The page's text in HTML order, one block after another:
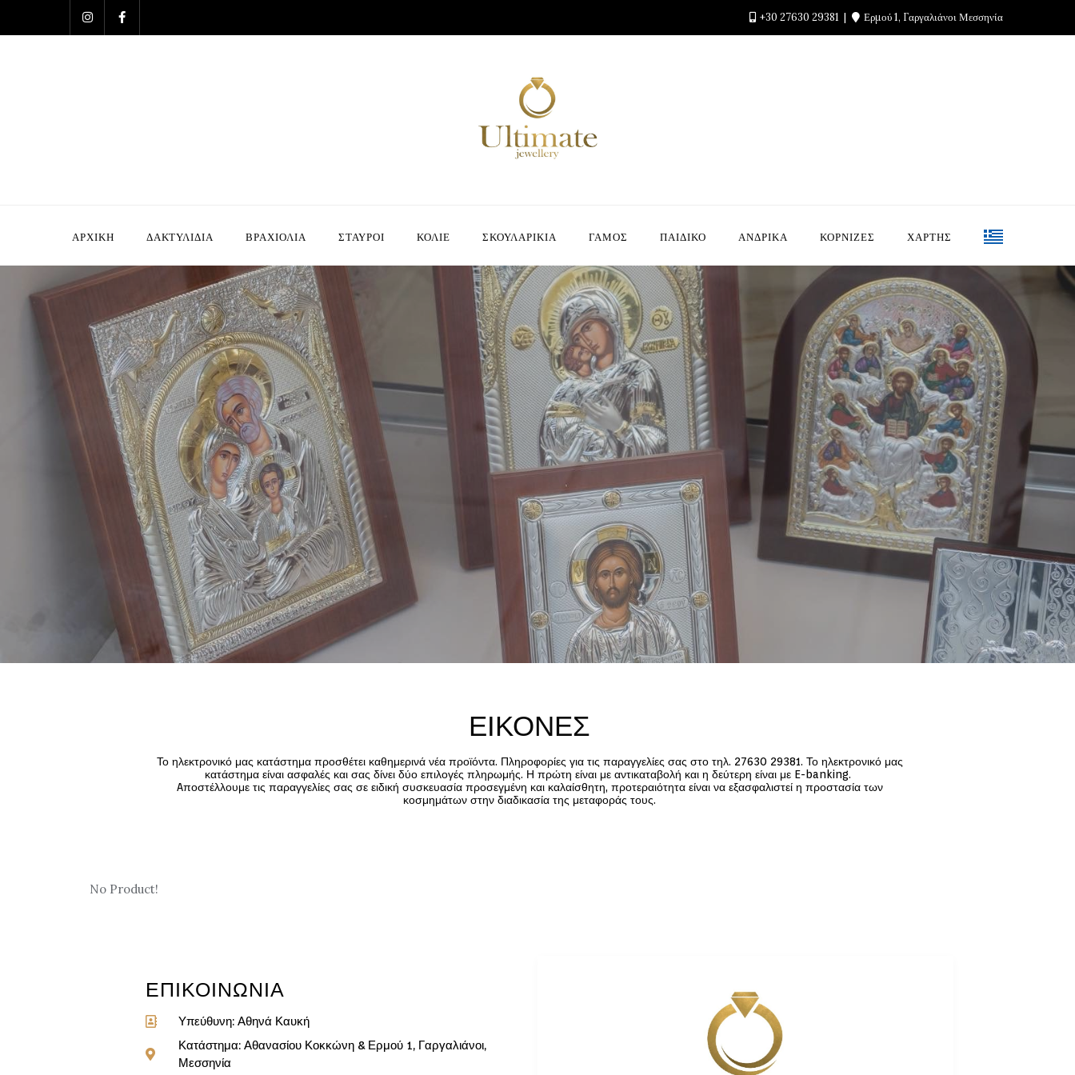
+30 27630 29381 Ερμού 1, Γαργαλιάνοι Μεσσηνία
ΑΡΧΙΚΗ ΔΑΚΤΥΛΙΔΙΑ ΒΡΑΧΙΟΛΙΑ ΣΤΑΥΡΟΙ ΚΟΛΙΕ ΣΚΟΥΛΑΡΙΚΙΑ ΓΑΜΟΣ ΠΑΙΔΙΚΟ ΑΝΔΡΙΚΑ ΚΟΡΝΙΖΕΣ ΧΑΡΤΗΣ
ΕΙΚΟΝΕΣ
Το ηλεκτρονικό μας κατάστημα προσθέτει καθημερινά νέα προϊόντα. Πληροφορίες για τις παραγγελίες σας στο τηλ. 27630 29381. Το ηλεκτρονικό μας
κατάστημα είναι ασφαλές και σας δίνει δύο επιλογές πληρωμής. Η πρώτη είναι με αντικαταβολή και η δεύτερη είναι με E-banking.
Aποστέλλουμε τις παραγγελίες σας σε ειδική συσκευασία προσεγμένη και καλαίσθητη, προτεραιότητα είναι να εξασφαλιστεί η προστασία των
κοσμημάτων στην διαδικασία της μεταφοράς τους.
No Product!
ΕΠΙΚΟΙΝΩΝΙΑ
Υπεύθυνη: Αθηνά Καυκή
Κατάστημα: Αθανασίου Κοκκώνη & Ερμού 1, Γαργαλιάνοι,
Μεσσηνία